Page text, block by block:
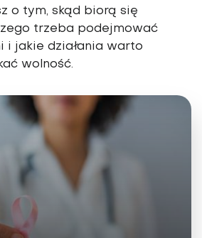
o tym, skąd biorą się
trzeba podejmować
i jakie działania warto
wolność.
Active - naturalne